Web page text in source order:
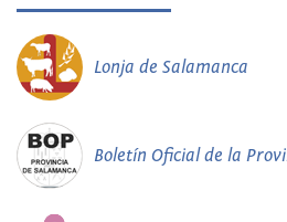
Lonja de Salamanca
Boletín Oficial de la